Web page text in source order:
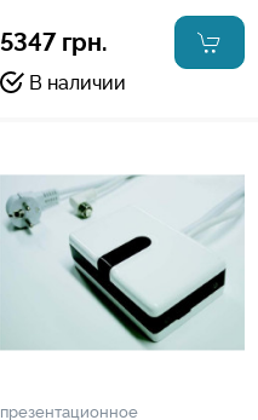
5347 грн.
В наличии
презентационное